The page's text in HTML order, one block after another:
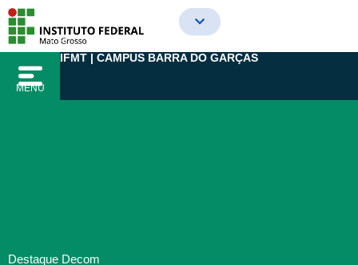
para
conteúdo
MENU
IFMT | CAMPUS BARRA DO GARÇAS
Destaque Decom